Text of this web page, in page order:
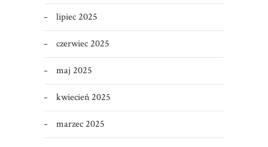
lipiec 2025
czerwiec 2025
maj 2025
kwiecień 2025
marzec 2025